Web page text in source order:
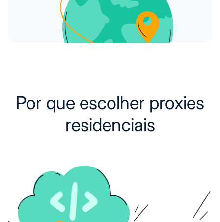
Por que escolher proxies
residenciais